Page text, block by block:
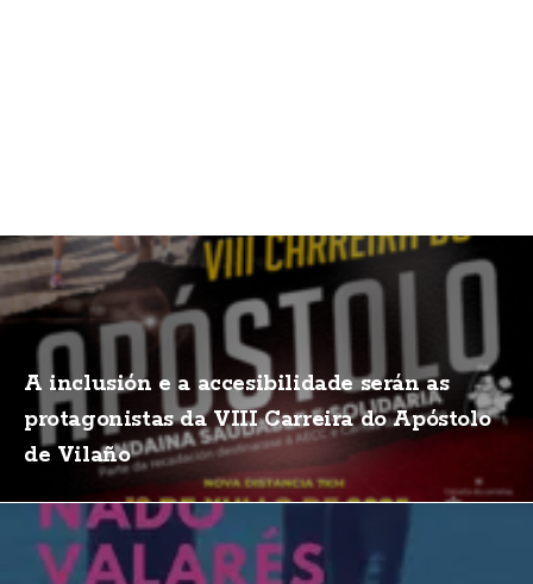
A inclusión e a accesibilidade serán as
protagonistas da VIII Carreira do Apóstolo
de Vilaño